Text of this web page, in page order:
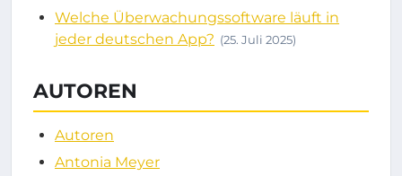
Welche Überwachungssoftware läuft in
jeder deutschen App? (25. Juli 2025)
AUTOREN
Autoren
Antonia Meyer